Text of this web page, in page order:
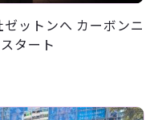
ットンへ カーボンニ
タート